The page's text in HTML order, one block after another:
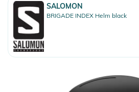
SALOMON
BRIGADE INDEX Helm black